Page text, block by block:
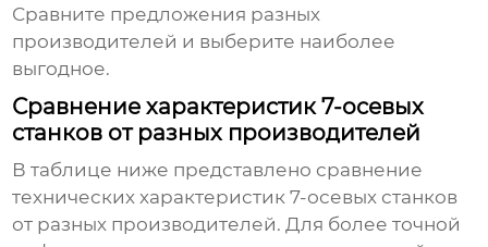
Сравните предложения разных
производителей и выберите наиболее
выгодное.
Сравнение характеристик 7-осевых
станков от разных производителей
В таблице ниже представлено сравнение
технических характеристик 7-осевых станков
от разных производителей. Для более точной